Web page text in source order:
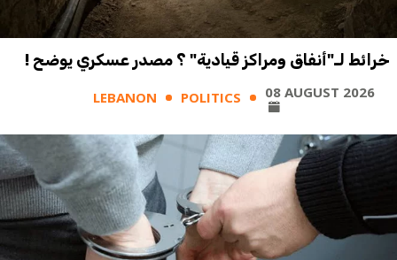
خرائط لـ"أنفاق ومراكز قيادية" ؟ مصدر عسكري يوضح !
LEBANON POLITICS 08 AUGUST 2026